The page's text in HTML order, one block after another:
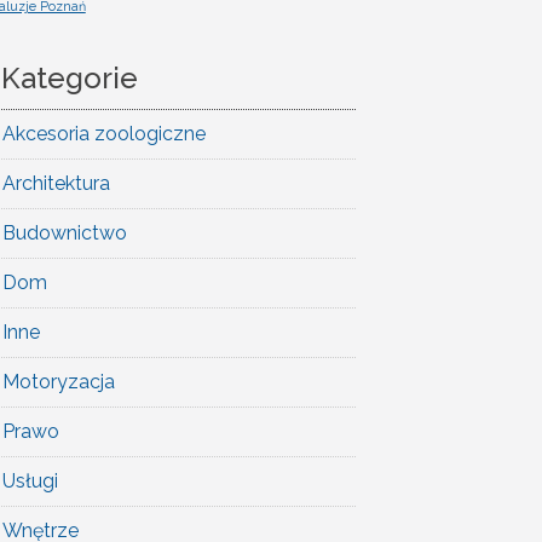
Poznań
Kategorie
Akcesoria zoologiczne
Architektura
Budownictwo
Dom
Inne
Motoryzacja
Prawo
Usługi
Wnętrze